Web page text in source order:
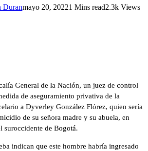
Duranmayo 20, 20221 Mins read2.3k Views
General de la Nación, un juez de control
de aseguramiento privativa de la
a Dyverley González Flórez, quien sería
de su señora madre y su abuela, en
suroccidente de Bogotá.
indican que este hombre habría ingresado